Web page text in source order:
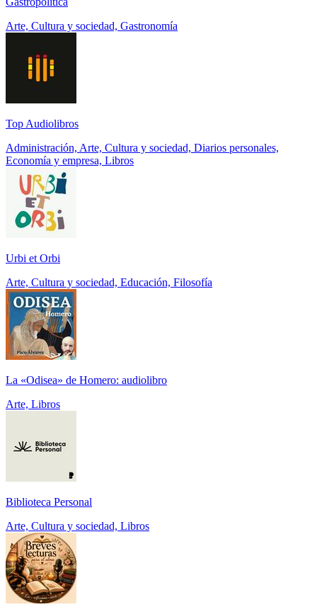
Arte, Cultura y sociedad, Gastronomía
Top Audiolibros
Administración, Arte, Cultura y sociedad, Diarios personales,
Economía y empresa, Libros
Urbi et Orbi
Arte, Cultura y sociedad, Educación, Filosofía
La «Odisea» de Homero: audiolibro
Arte, Libros
Biblioteca Personal
Arte, Cultura y sociedad, Libros